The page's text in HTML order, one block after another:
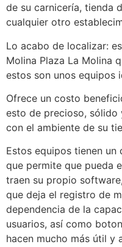
de su carnicería, tienda
cualquier otro
Lo acabo de localizar:
Molina Plaza La Molina
estos son unos equipos
Ofrece un costo
esto de precioso,
con el ambiente de su
Estos equipos tienen
que permite que pueda
traen su propio
que deja el registro de
dependencia de la
usuarios, así como
hacen mucho más útil y